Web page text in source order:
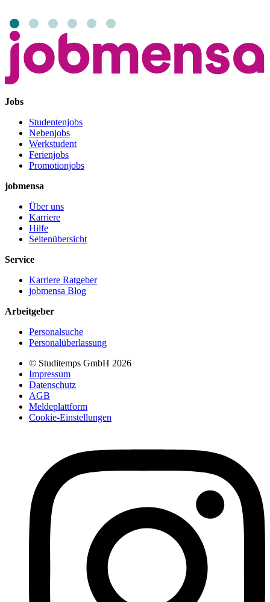
Jobs
Studentenjobs
Nebenjobs
Werkstudent
Ferienjobs
Promotionjobs
jobmensa
Über uns
Karriere
Hilfe
Seitenübersicht
Service
Karriere Ratgeber
jobmensa Blog
Arbeitgeber
Personalsuche
Personalüberlassung
© Studitemps GmbH 2026
Impressum
Datenschutz
AGB
Meldeplattform
Cookie-Einstellungen